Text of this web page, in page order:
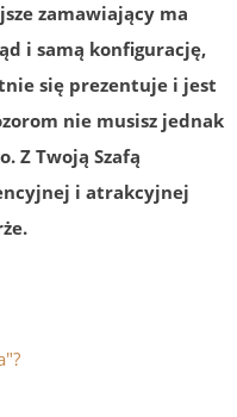
zamawiający ma
i samą konfigurację,
się prezentuje i jest
nie musisz jednak
Z Twoją Szafą
i atrakcyjnej